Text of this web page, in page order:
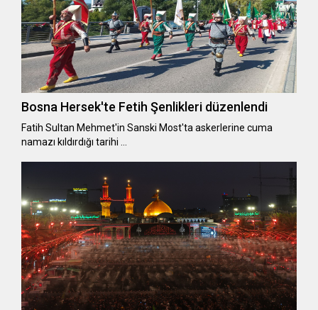
Bosna Hersek'te Fetih Şenlikleri düzenlendi
Fatih Sultan Mehmet'in Sanski Most'ta askerlerine cuma
namazı kıldırdığı tarihi …